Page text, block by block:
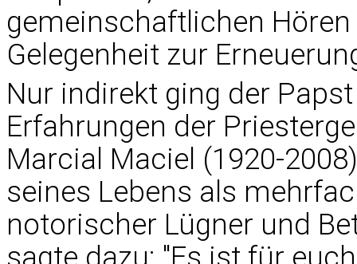
gemeinschaftlichen
Gelegenheit zur
Nur indirekt ging der
Erfahrungen der
Marcial Maciel (1920-
seines Lebens als
notorischer Lügner und